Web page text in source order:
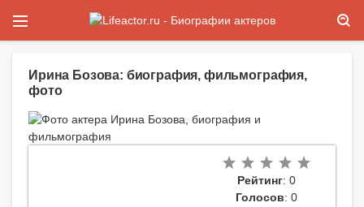
Ирина Бозова: биография, фильмография,
фото
Рейтинг: 0
Голосов: 0